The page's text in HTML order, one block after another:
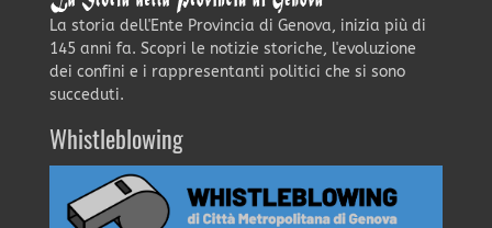
La storia dell'Ente Provincia di Genova, inizia più di
145 anni fa. Scopri le notizie storiche, l'evoluzione
dei confini e i rappresentanti politici che si sono
succeduti.
Whistleblowing